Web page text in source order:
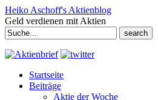
Heiko Aschoff's Aktienblog
Geld verdienen mit Aktien
Search
for:
Startseite
Beiträge
Aktie der Woche